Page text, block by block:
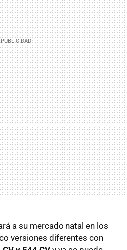
a su mercado natal en los
versiones diferentes con